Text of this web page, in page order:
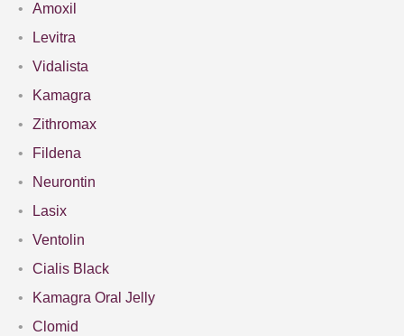
Amoxil
Levitra
Vidalista
Kamagra
Zithromax
Fildena
Neurontin
Lasix
Ventolin
Cialis Black
Kamagra Oral Jelly
Clomid